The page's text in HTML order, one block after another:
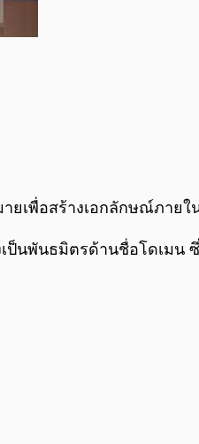
เพื่อสร้างเอกลักษณ์ภายใ
ป็นพันธมิตรด้านชื่อโดเมน